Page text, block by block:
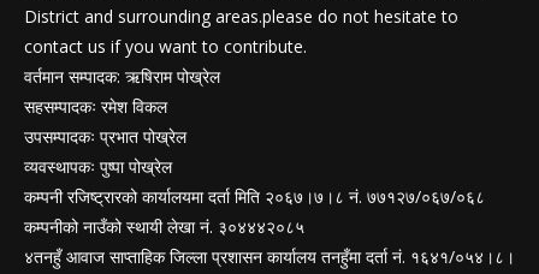
District and surrounding areas.please do not hesitate to
contact us if you want to contribute.
वर्तमान सम्पादक: ऋषिराम पोख्रेल
सहसम्पादकः रमेश विकल
उपसम्पादकः प्रभात पोख्रेल
व्यवस्थापकः पुष्पा पोख्रेल
कम्पनी रजिष्ट्रारको कार्यालयमा दर्ता मिति २०६७।७।८ नं. ७७१२७/०६७/०६८
कम्पनीको नाउँको स्थायी लेखा नं. ३०४४४२०८५
४तनहुँ आवाज साप्ताहिक जिल्ला प्रशासन कार्यालय तनहुँमा दर्ता नं. १६४१/०५४।८।